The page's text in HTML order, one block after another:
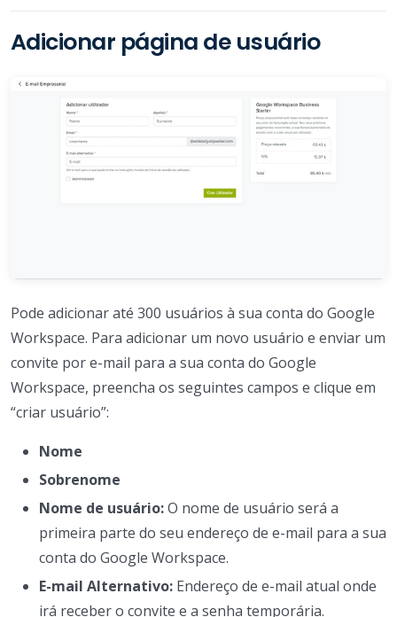
Adicionar página de usuário
Pode adicionar até 300 usuários à sua conta do Google
Workspace. Para adicionar um novo usuário e enviar um
convite por e-mail para a sua conta do Google
Workspace, preencha os seguintes campos e clique em
“criar usuário”:
Nome
Sobrenome
Nome de usuário:O nome de usuário será a
primeira parte do seu endereço de e-mail para a sua
conta do Google Workspace.
E-mail Alternativo: Endereço de e-mail atual onde
irá receber o convite e a senha temporária.